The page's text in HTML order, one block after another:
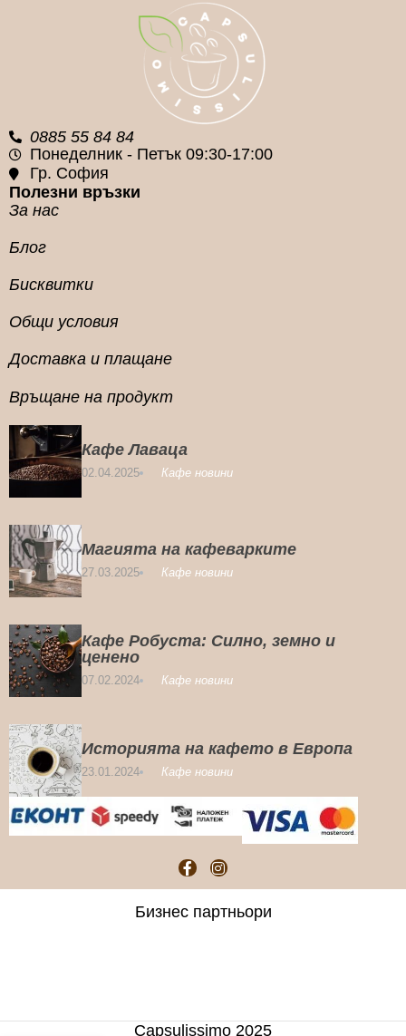
КАФЕ КАПСУЛA
МАРКA
Lavazza
0885 55 84 84
Понеделник - Петък 09:30-17:00
Гр. София
Полезни връзки
За нас
Блог
Бисквитки
Общи условия
Доставка и плащане
Връщане на продукт
Кафе Лаваца
02.04.2025 Кафе новини
Магията на кафеварките
27.03.2025 Кафе новини
Кафе Робуста: Силно, земно и
ценено
07.02.2024 Кафе новини
Историята на кафето в Европа
23.01.2024 Кафе новини
Бизнес партньори
Capsulissimo 2025